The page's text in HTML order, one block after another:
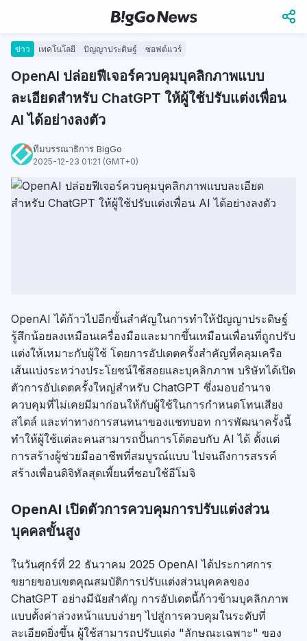
ข่าว เทคโนโลยี ปัญญาประดิษฐ์ ซอฟต์แวร์
OpenAI ปล่อยฟีเจอร์ควบคุมบุคลิกภาพแบบ
ละเอียดสำหรับ ChatGPT ให้ผู้ใช้ปรับแต่งเพื่อน
AI ได้อย่างลงตัว
ทีมบรรณาธิการ BigGo
2025-12-23 01:21 (GMT+0)
OpenAI ได้ก้าวไปอีกขั้นสำคัญในการทำให้ปัญญาประดิษฐ์
รู้สึกน้อยลงเหมือนเครื่องมือและมากขึ้นเหมือนเพื่อนที่ถูกปรับ
แต่งให้เหมาะกับผู้ใช้ โดยการอัปเดตครั้งสำคัญที่คลุมเครือ
เส้นแบ่งระหว่างประโยชน์ใช้สอยและบุคลิกภาพ บริษัทได้เปิด
ตัวการอัปเดตครั้งใหญ่สำหรับ ChatGPT ซึ่งมอบอำนาจ
ควบคุมที่ไม่เคยมีมาก่อนให้กับผู้ใช้ในการกำหนดโทนเสียง
สไตล์ และท่าทางการสนทนาของแชทบอท การพัฒนาครั้งนี้
ทำให้ผู้ใช้แต่ละคนสามารถปั้นการโต้ตอบกับ AI ได้ ตั้งแต่
การสร้างผู้ช่วยมืออาชีพที่สมบูรณ์แบบ ไปจนถึงการสรรค์
สร้างเพื่อนดิจิทัลสุดเพี้ยนที่ชอบใช้อีโมจิ
OpenAI เปิดตัวการควบคุมการปรับแต่งส่วน
บุคคลขั้นสูง
ในวันศุกร์ที่ 22 ธันวาคม 2025 OpenAI ได้ประกาศการ
ขยายขอบเขตคุณสมบัติการปรับแต่งส่วนบุคคลของ
ChatGPT อย่างมีนัยสำคัญ การอัปเดตนี้ก้าวข้ามบุคลิกภาพ
แบบตั้งค่าล่วงหน้าแบบง่ายๆ ไปสู่การควบคุมในระดับที่
ละเอียดยิ่งขึ้น ผู้ใช้สามารถปรับแต่ง "ลักษณะเฉพาะ" ของ